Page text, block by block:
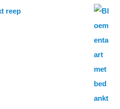
reep